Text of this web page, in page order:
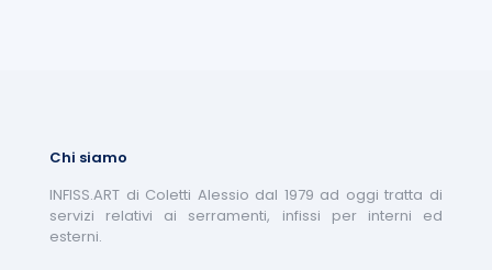
Chi siamo
INFISS.ART di Coletti Alessio dal 1979 ad oggi tratta di
servizi relativi ai serramenti, infissi per interni ed
esterni.